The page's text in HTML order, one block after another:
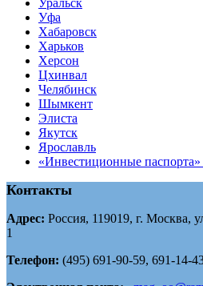
Уфа
Хабаровск
Харьков
Херсон
Цхинвал
Челябинск
Шымкент
Элиста
Якутск
Ярославль
«Инвестиционные
Контакты
Адрес: Россия, 119019, г. Москва,
1
Телефон: (495) 691-90-59, 691-14-